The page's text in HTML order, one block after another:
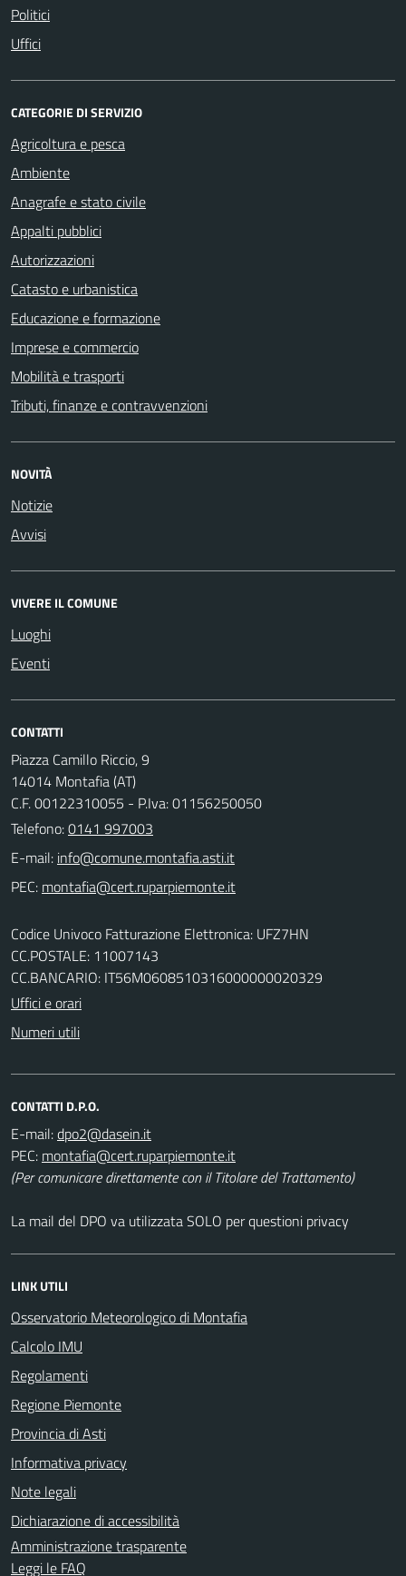
Politici
Uffici
CATEGORIE DI SERVIZIO
Agricoltura e pesca
Ambiente
Anagrafe e stato civile
Appalti pubblici
Autorizzazioni
Catasto e urbanistica
Educazione e formazione
Imprese e commercio
Mobilità e trasporti
Tributi, finanze e contravvenzioni
NOVITÀ
Notizie
Avvisi
VIVERE IL COMUNE
Luoghi
Eventi
CONTATTI
Piazza Camillo Riccio, 9
14014 Montafia (AT)
C.F. 00122310055 - P.Iva: 01156250050
Telefono:0141 997003
E-mail:
PEC:
Codice Univoco Fatturazione Elettronica: UFZ7HN
CC.POSTALE: 11007143
CC.BANCARIO: IT56M0608510316000000020329
Uffici e orari
Numeri utili
CONTATTI D.P.O.
E-mail:
PEC:
(Per comunicare direttamente con il Titolare del Trattamento)
La mail del DPO va utilizzata SOLO per questioni privacy
LINK UTILI
Osservatorio Meteorologico di Montafia
Calcolo IMU
Regolamenti
Regione Piemonte
Provincia di Asti
Informativa privacy
Note legali
Dichiarazione di accessibilità
Amministrazione trasparente
Leggi le FAQ